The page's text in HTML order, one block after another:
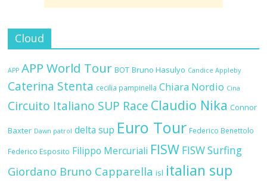
Cloud
APP APP World Tour BOT Bruno Hasulyo Candice Appleby
Caterina Stenta cecilia pampinella Chiara Nordio Cina
Circuito Italiano SUP Race Claudio Nika Connor
Baxter Dawn patrol delta sup Euro Tour Federico Benettolo
Federico Esposito Filippo Mercuriali FISW FISW Surfing
Giordano Bruno Capparella isl italian sup